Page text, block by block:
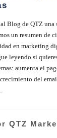
Blog de QTZ una
un resumen de
en marketing
leyendo si
aumenta el
del
QTZ